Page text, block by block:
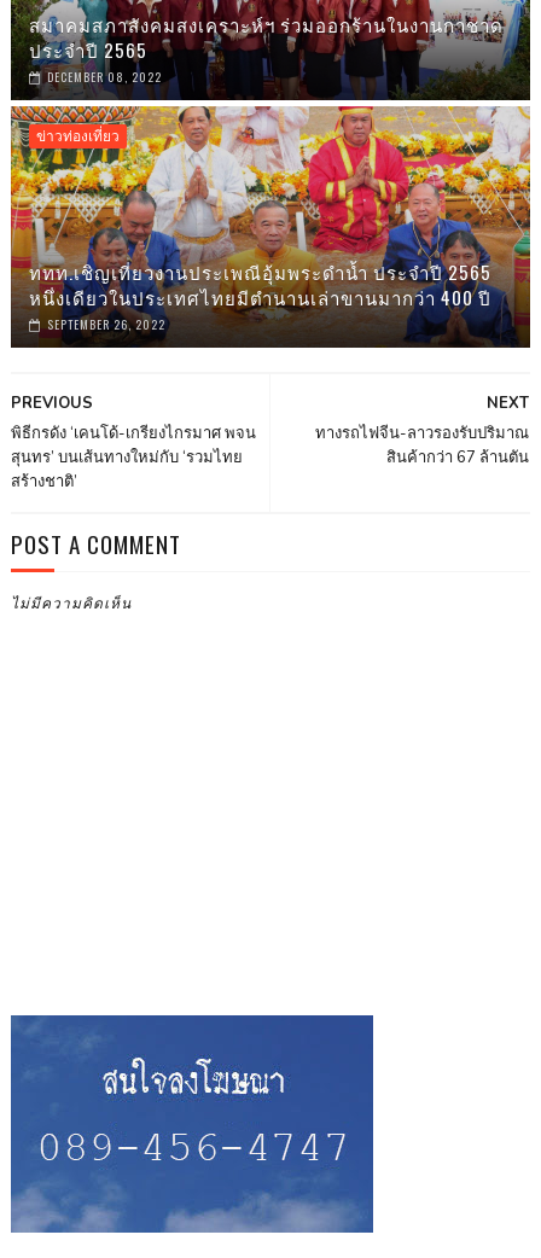
สมาคมสภาสังคมสงเคราะห์ฯ ร่วมออกร้านในงานกาชาด
ประจำปี 2565
DECEMBER 08, 2022
ข่าวท่องเที่ยว
ททท.เชิญเที่ยวงานประเพณีอุ้มพระดำน้ำ ประจำปี 2565
หนึ่งเดียวในประเทศไทยมีตำนานเล่าขานมากว่า 400 ปี
SEPTEMBER 26, 2022
NEXT
ทางรถไฟจีน-ลาวรองรับปริมาณ
สินค้ากว่า 67 ล้านตัน
PREVIOUS
พิธีกรดัง ‘เคนโด้-เกรียงไกรมาศ พจน
สุนทร’ บนเส้นทางใหม่กับ ‘รวมไทย
สร้างชาติ’
POST A COMMENT
ไม่มีความคิดเห็น